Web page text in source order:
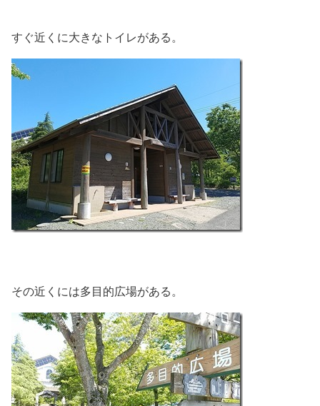
すぐ近くに大きなトイレがある。
その近くには多目的広場がある。